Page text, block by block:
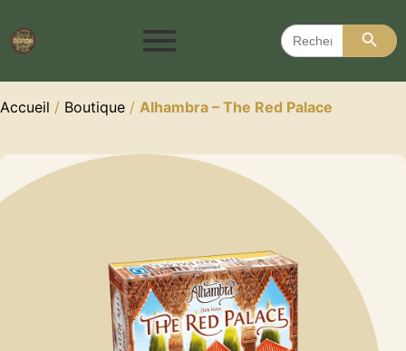
Search
for:
Search
Accueil / Boutique / Alhambra – The Red Palace